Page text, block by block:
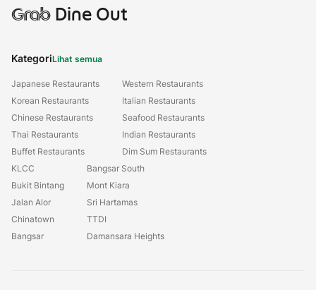
GrabDine Out
KategoriLihat semua
Japanese Restaurants
Korean Restaurants
Chinese Restaurants
Thai Restaurants
Buffet Restaurants
Western Restaurants
Italian Restaurants
Seafood Restaurants
Indian Restaurants
Dim Sum Restaurants
KLCC
Bukit Bintang
Jalan Alor
Chinatown
Bangsar
Bangsar South
Mont Kiara
Sri Hartamas
TTDI
Damansara Heights